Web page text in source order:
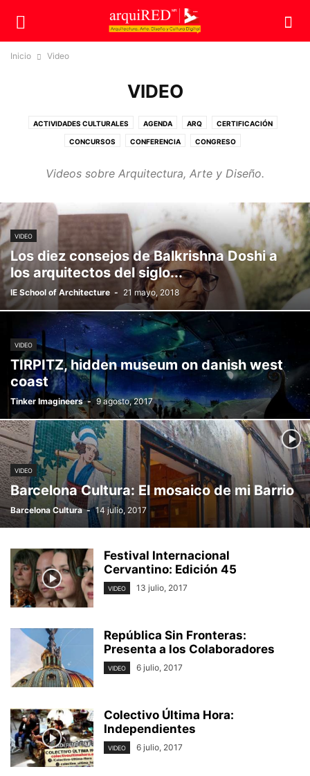
Inicio Video
VIDEO
ACTIVIDADES CULTURALES AGENDA ARQ CERTIFICACIÓN
CONCURSOS CONFERENCIA CONGRESO
DISEÑO SUSTENTABLE ECO EDUCACIÓN EMPRESAS ESTILO
NOVEDADES OPINIÓN PATRIMONIO PREMIOS PUBLICACIONES
RECONOCIMIENTO RESTAURACIÓN SIN CATEGORÍA TEC VIDEO
Videos sobre Arquitectura, Arte y Diseño.
VIDEO
Los diez consejos de Balkrishna Doshi a
los arquitectos del siglo...
IE School of Architecture - 21 mayo, 2018
VIDEO
TIRPITZ, hidden museum on danish west
coast
Tinker Imagineers - 9 agosto, 2017
VIDEO
Barcelona Cultura: El mosaico de mi Barrio
Barcelona Cultura - 14 julio, 2017
Festival Internacional
Cervantino: Edición 45
VIDEO 13 julio, 2017
República Sin Fronteras:
Presenta a los Colaboradores
VIDEO 6 julio, 2017
Colectivo Última Hora:
Independientes
VIDEO 6 julio, 2017